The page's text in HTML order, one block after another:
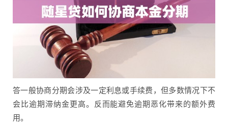
答一般协商分期会涉及一定利息或手续费，但多数情况下不
会比逾期滞纳金更高。反而能避免逾期恶化带来的额外费
用。